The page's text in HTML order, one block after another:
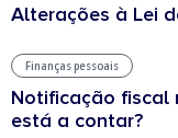
Alterações à Lei
Finanças pessoais
Notificação fiscal
está a contar?